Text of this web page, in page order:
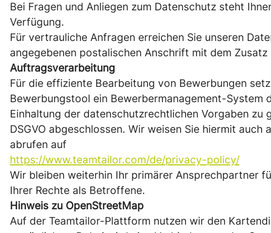
Bei Fragen und Anliegen zum Datenschutz steht
Verfügung.
Für vertrauliche Anfragen erreichen Sie unseren
angegebenen postalischen Anschrift mit dem
Auftragsverarbeitung
Für die effiziente Bearbeitung von Bewerbungen
Bewerbungstool ein Bewerbermanagement-System
Einhaltung der datenschutzrechtlichen Vorgaben
DSGVO abgeschlossen. Wir weisen Sie hiermit
abrufen auf
https://www.teamtailor.com/de/privacy-policy/
Wir bleiben weiterhin Ihr primärer Ansprechpartner
Ihrer Rechte als Betroffene.
Hinweis zu OpenStreetMap
Auf der Teamtailor-Plattform nutzen wir den